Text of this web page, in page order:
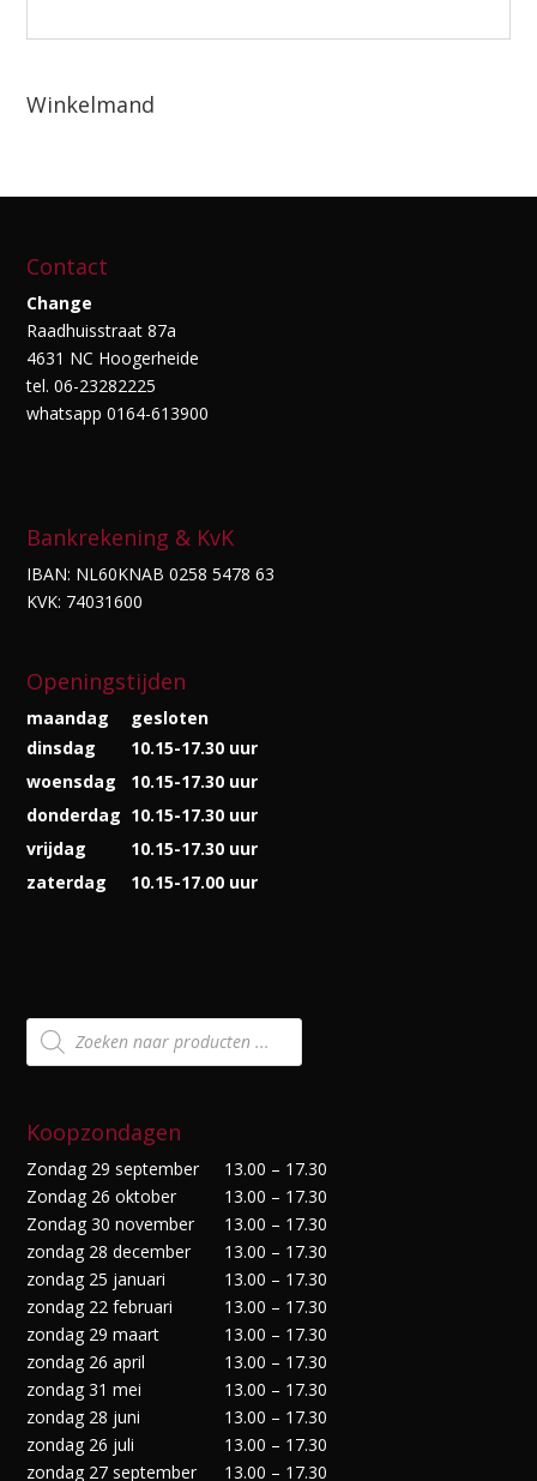
Winkelmand
Contact
Change
Raadhuisstraat 87a
4631 NC Hoogerheide
tel. 06-23282225
whatsapp 0164-613900
Bankrekening & KvK
IBAN: NL60KNAB 0258 5478 63
KVK: 74031600
Openingstijden
maandag
gesloten
dinsdag
10.15-17.30 uur
woensdag
10.15-17.30 uur
donderdag 10.15-17.30 uur
vrijdag
10.15-17.30 uur
zaterdag
10.15-17.00 uur
Producten
zoeken
Koopzondagen
Zondag 29 september
13.00 – 17.30
Zondag 26 oktober
13.00 – 17.30
Zondag 30 november
13.00 – 17.30
zondag 28 december
13.00 – 17.30
zondag 25 januari
13.00 – 17.30
zondag 22 februari
13.00 – 17.30
zondag 29 maart
13.00 – 17.30
zondag 26 april
13.00 – 17.30
zondag 31 mei
13.00 – 17.30
zondag 28 juni
13.00 – 17.30
zondag 26 juli
13.00 – 17.30
zondag 27 september
13.00 – 17.30